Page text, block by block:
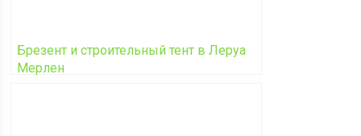
Брезент и строительный тент в Леруа
Мерлен